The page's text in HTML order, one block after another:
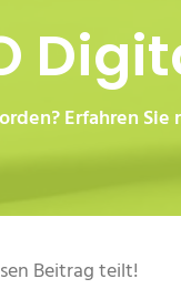
Erfahren Sie
Beitrag teilt!